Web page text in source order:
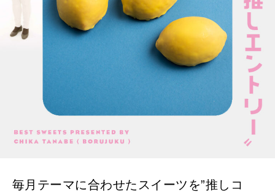
わたしができること
CULTURE
自分を耕す
WORK&MONEY
特集
毎月テーマに合わせたスイーツを”推しコ